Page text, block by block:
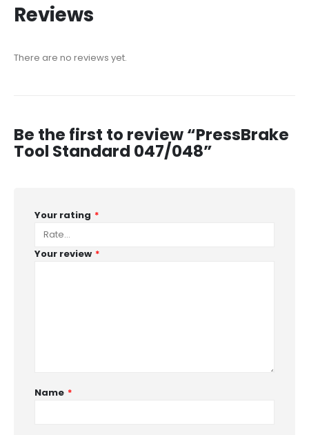
Reviews
There are no reviews yet.
Be the first to review “PressBrake
Tool Standard 047/048”
Your rating *
Your review *
Name *